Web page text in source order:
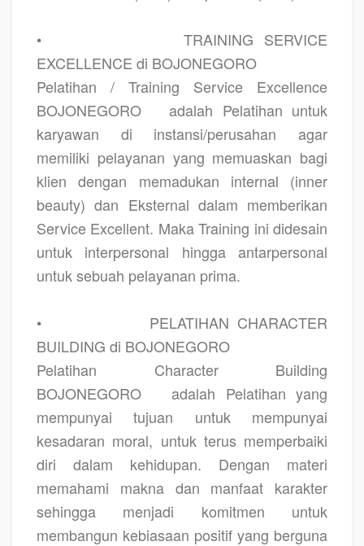
•
TRAINING SERVICE
EXCELLENCE di BOJONEGORO
Pelatihan / Training Service Excellence
BOJONEGORO
adalah Pelatihan untuk
karyawan di instansi/perusahan agar
memiliki pelayanan yang memuaskan bagi
klien dengan memadukan internal (inner
beauty) dan Eksternal dalam memberikan
Service Excellent. Maka Training ini didesain
untuk interpersonal hingga antarpersonal
untuk sebuah pelayanan prima.
•
PELATIHAN CHARACTER
BUILDING di BOJONEGORO
Pelatihan Character Building
BOJONEGORO
adalah Pelatihan yang
mempunyai tujuan untuk mempunyai
kesadaran moral, untuk terus memperbaiki
diri dalam kehidupan. Dengan materi
memahami makna dan manfaat karakter
sehingga menjadi komitmen untuk
membangun kebiasaan positif yang berguna